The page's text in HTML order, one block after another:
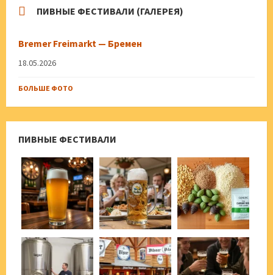
ПИВНЫЕ ФЕСТИВАЛИ (ГАЛЕРЕЯ)
Bremer Freimarkt — Бремен
18.05.2026
БОЛЬШЕ ФОТО
ПИВНЫЕ ФЕСТИВАЛИ